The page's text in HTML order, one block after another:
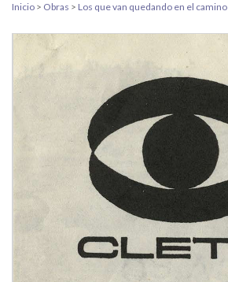
Inicio > Obras > Los que van quedando en el camino